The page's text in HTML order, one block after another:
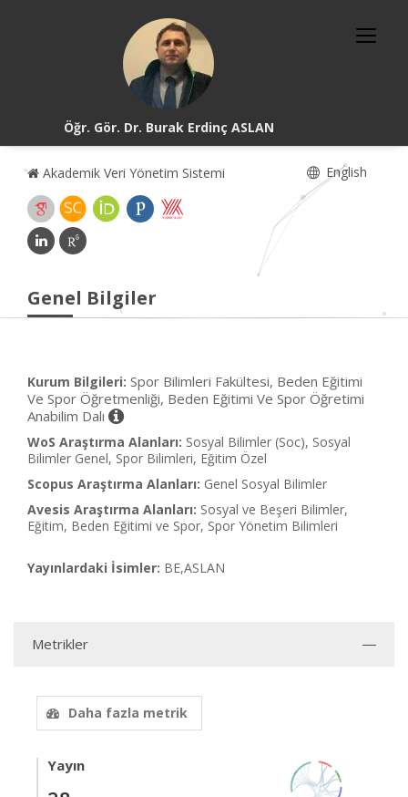
Öğr. Gör. Dr. Burak Erdinç ASLAN
Akademik Veri Yönetim Sistemi English
Genel Bilgiler
Kurum Bilgileri: Spor Bilimleri Fakültesi, Beden Eğitimi
Ve Spor Öğretmenliği, Beden Eğitimi Ve Spor Öğretimi
Anabilim Dalı
WoS Araştırma Alanları: Sosyal Bilimler (Soc), Sosyal
Bilimler Genel, Spor Bilimleri, Eğitim Özel
Scopus Araştırma Alanları: Genel Sosyal Bilimler
Avesis Araştırma Alanları: Sosyal ve Beşeri Bilimler,
Eğitim, Beden Eğitimi ve Spor, Spor Yönetim Bilimleri
Yayınlardaki İsimler: BE,ASLAN
Metrikler
Daha fazla metrik
Yayın